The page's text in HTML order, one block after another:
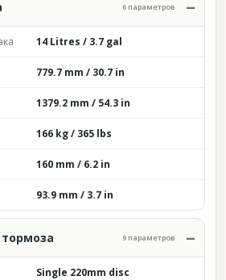
6 параметров
14 Litres / 3.7 gal
779.7 mm / 30.7 in
1379.2 mm / 54.3 in
166 kg / 365 lbs
160 mm / 6.2 in
93.9 mm / 3.7 in
9 параметров
Single 220mm disc